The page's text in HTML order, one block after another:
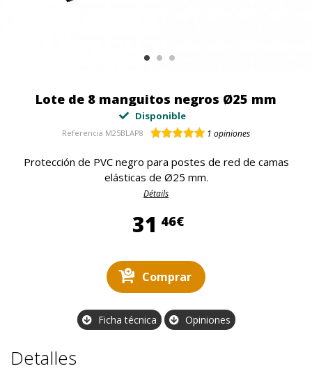
Lote de 8 manguitos negros Ø25 mm
Disponible
Referencia M25BLAP8 1 opiniones
Protección de PVC negro para postes de red de camas
elásticas de Ø25 mm.
Détails
31 46€31,46 €
Comprar
Ficha técnica Opiniones
Detalles